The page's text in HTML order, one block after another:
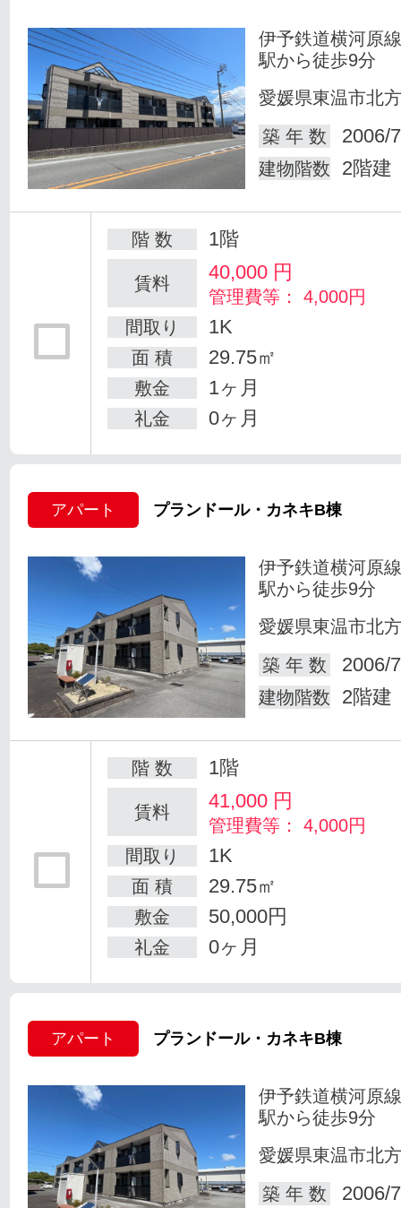
伊予鉄道横河原
駅から徒歩9分
愛媛県東温市北方
築 年 数
2006/
建物階数 2階建
階 数 1階
賃料 40,000 円
管理費等： 4,000円
間取り
1K
面 積 29.75㎡
敷金 1ヶ月
礼金 0ヶ月
アパート プランドール・カネキB棟
伊予鉄道横河原
駅から徒歩9分
愛媛県東温市北方
築 年 数
2006/
建物階数 2階建
階 数 1階
賃料 41,000 円
管理費等： 4,000円
間取り
1K
面 積 29.75㎡
敷金 50,000円
礼金 0ヶ月
アパート プランドール・カネキB棟
伊予鉄道横河原
駅から徒歩9分
愛媛県東温市北方
築 年 数
2006/